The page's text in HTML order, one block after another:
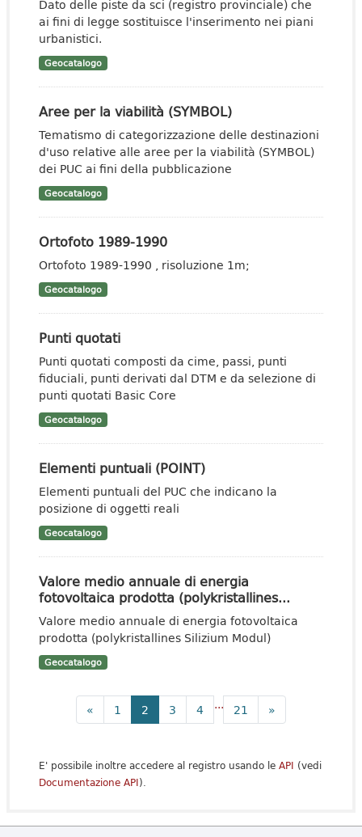
Dato delle piste da sci (registro provinciale) che
ai fini di legge sostituisce l'inserimento nei piani
urbanistici.
Geocatalogo
Aree per la viabilità (SYMBOL)
Tematismo di categorizzazione delle destinazioni
d'uso relative alle aree per la viabilità (SYMBOL)
dei PUC ai fini della pubblicazione
Geocatalogo
Ortofoto 1989-1990
Ortofoto 1989-1990 , risoluzione 1m;
Geocatalogo
Punti quotati
Punti quotati composti da cime, passi, punti
fiduciali, punti derivati dal DTM e da selezione di
punti quotati Basic Core
Geocatalogo
Elementi puntuali (POINT)
Elementi puntuali del PUC che indicano la
posizione di oggetti reali
Geocatalogo
Valore medio annuale di energia
fotovoltaica prodotta (polykristallines...
Valore medio annuale di energia fotovoltaica
prodotta (polykristallines Silizium Modul)
Geocatalogo
« 1 2 3 4 ... 21 »
E' possibile inoltre accedere al registro usando le API (vedi
Documentazione API).